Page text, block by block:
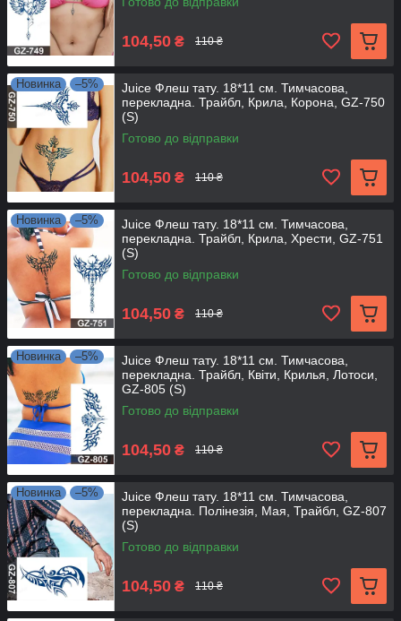
104,50 ₴ 110 ₴
Новинка –5%
Juice Флеш тату. 18*11 см. Тимчасова,
перекладна. Трайбл, Крила, Корона, GZ-750
(S)
Готово до відправки
104,50 ₴ 110 ₴
Новинка –5%
Juice Флеш тату. 18*11 см. Тимчасова,
перекладна. Трайбл, Крила, Хрести, GZ-751
(S)
Готово до відправки
104,50 ₴ 110 ₴
Новинка –5%
Juice Флеш тату. 18*11 см. Тимчасова,
перекладна. Трайбл, Квіти, Крилья, Лотоси,
GZ-805 (S)
Готово до відправки
104,50 ₴ 110 ₴
Новинка –5%
Juice Флеш тату. 18*11 см. Тимчасова,
перекладна. Полінезія, Мая, Трайбл, GZ-807
(S)
Готово до відправки
104,50 ₴ 110 ₴